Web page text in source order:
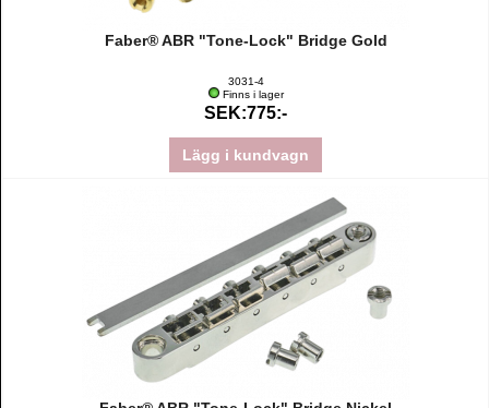
Faber® ABR "Tone-Lock" Bridge Gold
3031-4
Finns i lager
SEK:775:-
Lägg i kundvagn